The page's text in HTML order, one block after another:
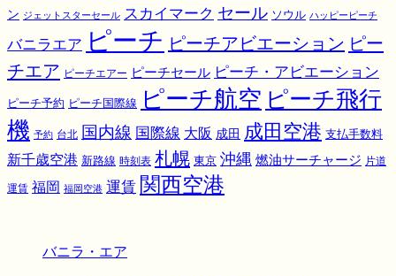
ン ジェットスターセール スカイマーク セール ソウル ハッピーピーチ
バニラエア ピーチ ピーチアビエーション ピー
チエア ピーチエアー ピーチセール ピーチ・アビエーション
ピーチ予約 ピーチ国際線 ピーチ航空 ピーチ飛行
機 予約 台北 国内線 国際線 大阪 成田 成田空港 支払手数料
新千歳空港 新路線 時刻表 札幌 東京 沖縄 燃油サーチャージ 片道
運賃 福岡 福岡空港 運賃 関西空港
バニラ・エア